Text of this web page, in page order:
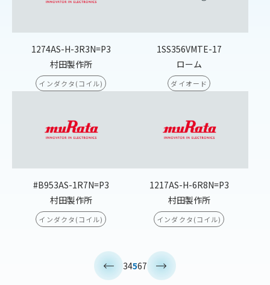
1274AS-H-3R3N=P3
村田製作所
インダクタ(コイル)
1SS356VMTE-17
ローム
ダイオード
#B953AS-1R7N=P3
村田製作所
インダクタ(コイル)
1217AS-H-6R8N=P3
村田製作所
インダクタ(コイル)
34567